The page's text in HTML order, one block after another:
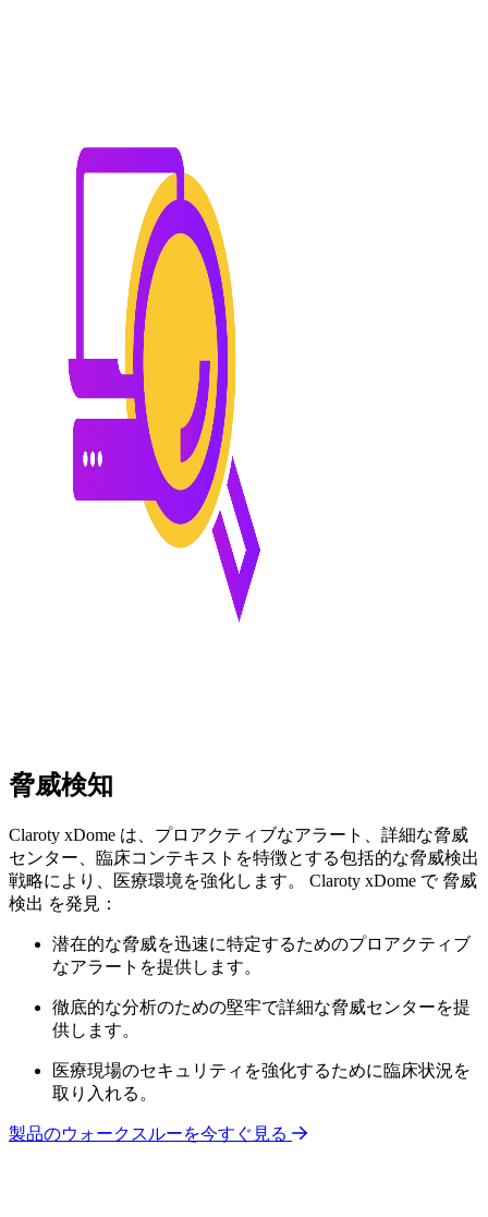
脅威検知
Claroty xDome は、プロアクティブなアラート、詳細な脅威
センター、臨床コンテキストを特徴とする包括的な脅威検出
戦略により、医療環境を強化します。 Claroty xDome で 脅威
検出 を発見：
潜在的な脅威を迅速に特定するためのプロアクティブ
なアラートを提供します。
徹底的な分析のための堅牢で詳細な脅威センターを提
供します。
医療現場のセキュリティを強化するために臨床状況を
取り入れる。
製品のウォークスルーを今すぐ見る